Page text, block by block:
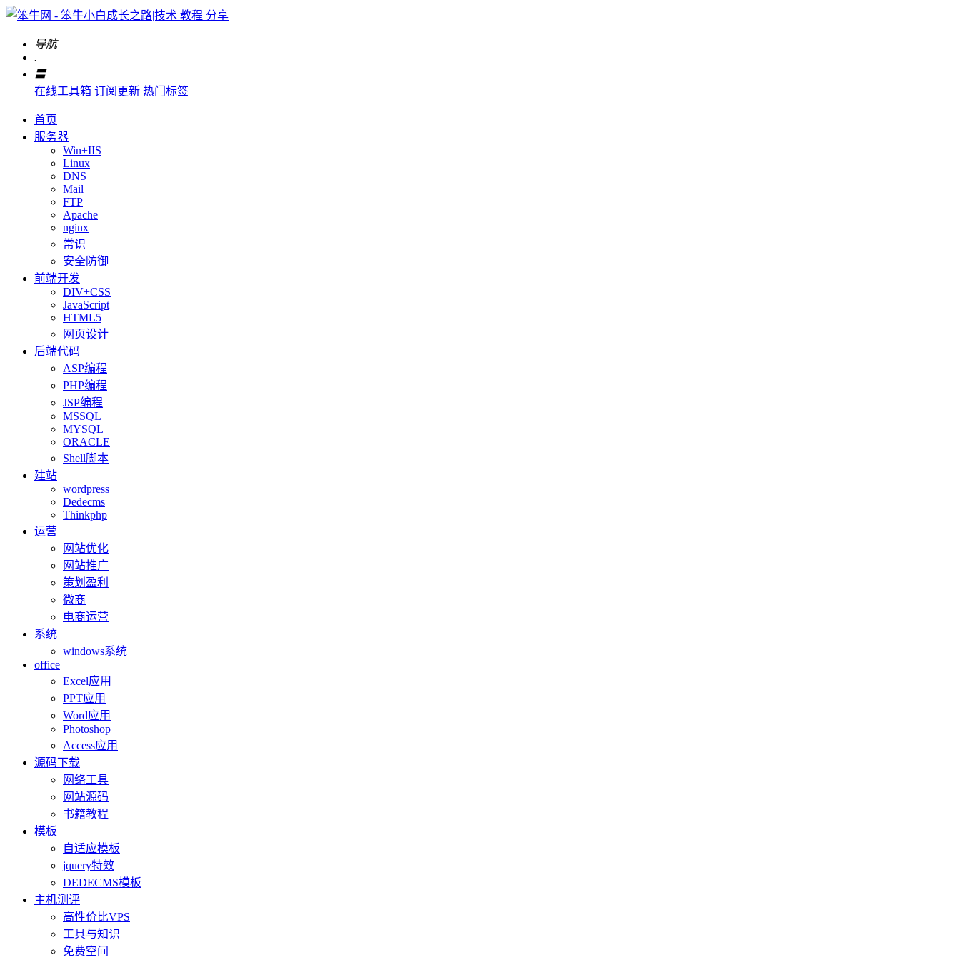
导航
.
〓
在线工具箱 订阅更新 热门标签
首页
服务器
Win+IIS
Linux
DNS
Mail
FTP
Apache
nginx
常识
安全防御
前端开发
DIV+CSS
JavaScript
HTML5
网页设计
后端代码
ASP编程
PHP编程
JSP编程
MSSQL
MYSQL
ORACLE
Shell脚本
建站
wordpress
Dedecms
Thinkphp
运营
网站优化
网站推广
策划盈利
微商
电商运营
系统
windows系统
office
Excel应用
PPT应用
Word应用
Photoshop
Access应用
源码下载
网络工具
网站源码
书籍教程
模板
自适应模板
jquery特效
DEDECMS模板
主机测评
高性价比VPS
工具与知识
免费空间